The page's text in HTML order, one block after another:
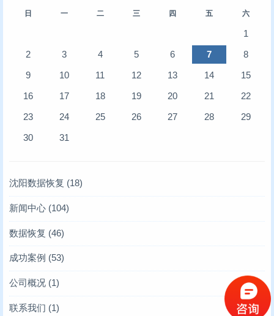
日 一 二 三 四 五 六
1
2
3 4 5 6 7
8
9
10 11 12 13 14
15
16
17 18 19 20 21
22
23
24 25 26 27 28
29
30
31
沈阳数据恢复 (18)
新闻中心 (104)
存储业内新闻
凯文数据恢复新闻
技术文章
数据恢复 (46)
服务器数据恢复
硬盘数据恢复
存储卡类恢复
成功案例 (53)
服务器数据恢复案例
数据库修复案例
公司概况 (1)
联系我们 (1)